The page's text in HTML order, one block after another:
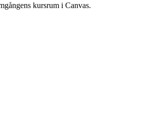
kursrum i Canvas.